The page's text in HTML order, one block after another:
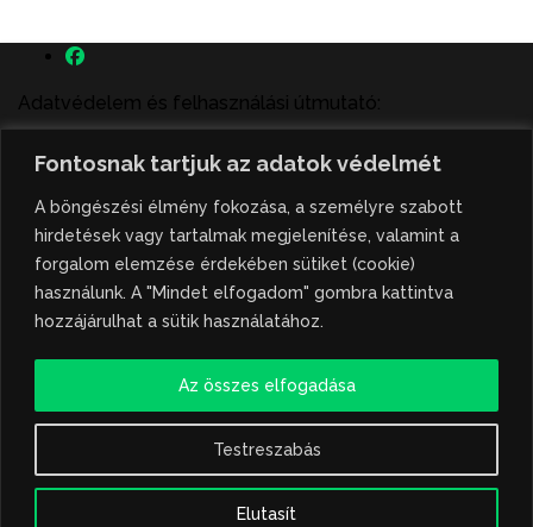
Fontosnak tartjuk az adatok védelmét
A böngészési élmény fokozása, a személyre szabott
hirdetések vagy tartalmak megjelenítése, valamint a
forgalom elemzése érdekében sütiket (cookie)
használunk. A "Mindet elfogadom" gombra kattintva
hozzájárulhat a sütik használatához.
Testreszabás
Elutasít
Az összes elfogadása
Adatvédelem és felhasználási útmutató:
A szenttamás.rs magyar nyelvű internetes hírportálon
megjelenő szerzői írások, a híranyag és minden egyéb
tartalom a portált működtető Gion Nándor Kulturális
Központ szellemi tulajdonát képezik, amely szellemi
tulajdont a nemzetközi és szerbiai törvények védik. A
jogosulatlan felhasználás büntető- és polgári jogi
következményeket von maga után. A hírportálon
ismertetése, illetve közzétett fotók átvétele kizárólag
csak hivatkozással, illetve a forrás megjelölésével
Hivatkozás formája: szenttamas.rs